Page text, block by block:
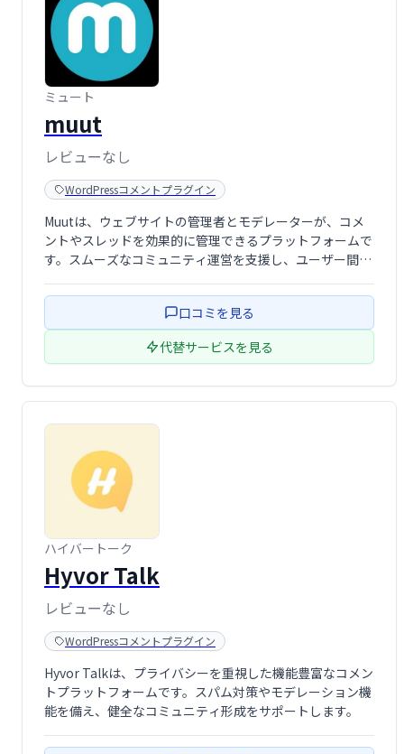
ミュート
muut
レビューなし
WordPressコメントプラグイン
Muutは、ウェブサイトの管理者とモデレーターが、コメ
ントやスレッドを効果的に管理できるプラットフォームで
す。スムーズなコミュニティ運営を支援し、ユーザー間の
口コミを見る
代替サービスを見る
ハイバートーク
Hyvor Talk
レビューなし
WordPressコメントプラグイン
Hyvor Talkは、プライバシーを重視した機能豊富なコメン
トプラットフォームです。スパム対策やモデレーション機
能を備え、健全なコミュニティ形成をサポートします。